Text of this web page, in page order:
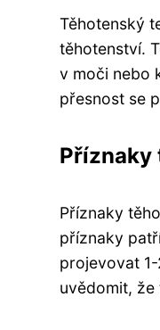
Těhotenský
těhotenství.
v moči nebo
přesnost se
Příznaky
Příznaky
příznaky
projevovat
uvědomit,